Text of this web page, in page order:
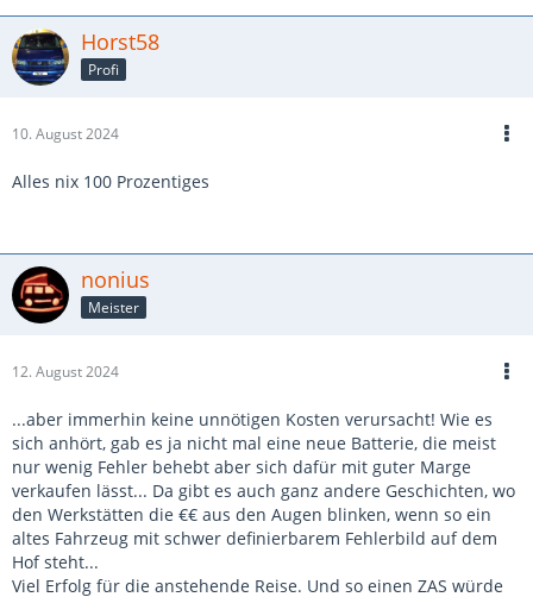
Horst58
Profi
10. August 2024
Alles nix 100 Prozentiges
nonius
Meister
12. August 2024
...aber immerhin keine unnötigen Kosten verursacht! Wie es
sich anhört, gab es ja nicht mal eine neue Batterie, die meist
nur wenig Fehler behebt aber sich dafür mit guter Marge
verkaufen lässt... Da gibt es auch ganz andere Geschichten, wo
den Werkstätten die €€ aus den Augen blinken, wenn so ein
altes Fahrzeug mit schwer definierbarem Fehlerbild auf dem
Hof steht...
Viel Erfolg für die anstehende Reise. Und so einen ZAS würde